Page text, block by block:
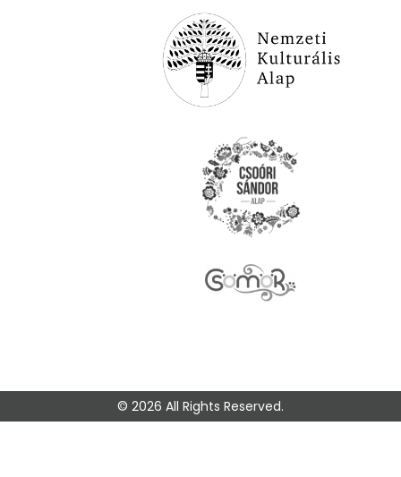
© 2026 All Rights Reserved.